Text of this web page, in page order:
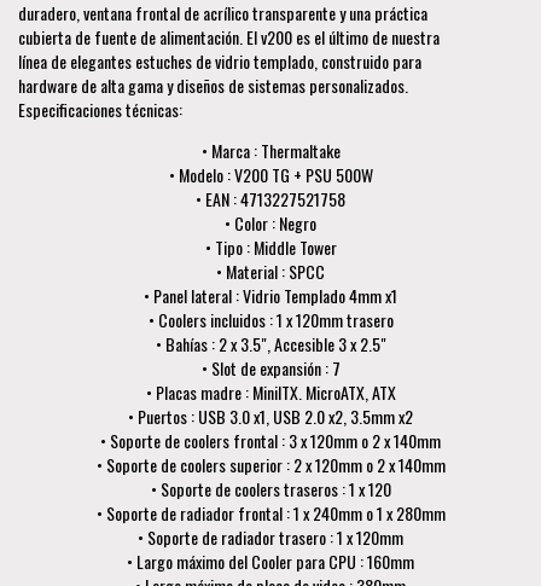
duradero, ventana frontal de acrílico transparente y una práctica
cubierta de fuente de alimentación. El v200 es el último de nuestra
línea de elegantes estuches de vidrio templado, construido para
hardware de alta gama y diseños de sistemas personalizados.
Especificaciones técnicas:
• Marca : Thermaltake
• Modelo : V200 TG + PSU 500W
• EAN : 4713227521758
• Color : Negro
• Tipo : Middle Tower
• Material : SPCC
• Panel lateral : Vidrio Templado 4mm x1
• Coolers incluidos : 1 x 120mm trasero
• Bahías : 2 x 3.5", Accesible 3 x 2.5"
• Slot de expansión : 7
• Placas madre : MiniITX. MicroATX, ATX
• Puertos : USB 3.0 x1, USB 2.0 x2, 3.5mm x2
• Soporte de coolers frontal : 3 x 120mm o 2 x 140mm
• Soporte de coolers superior : 2 x 120mm o 2 x 140mm
• Soporte de coolers traseros : 1 x 120
• Soporte de radiador frontal : 1 x 240mm o 1 x 280mm
• Soporte de radiador trasero : 1 x 120mm
• Largo máximo del Cooler para CPU : 160mm